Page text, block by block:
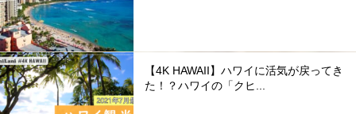
【4K HAWAII】ハワイに活気が戻ってき
た！？ハワイの「クヒ...